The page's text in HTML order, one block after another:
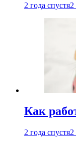
2 года спустя2
Как
2 года спустя2